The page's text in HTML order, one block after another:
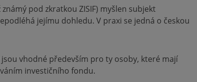
pod zkratkou ZISIF) myšlen subjekt
jejímu dohledu. V praxi se jedná o českou
vhodné především pro ty osoby, které mají
investičního fondu.